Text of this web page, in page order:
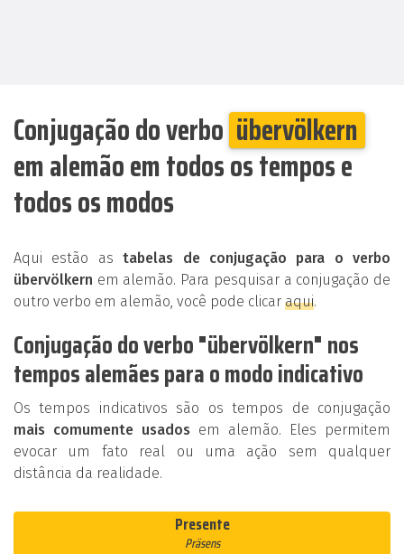
Conjugação do verbo übervölkern
em alemão em todos os tempos e
todos os modos
Aqui estão astabelas de conjugação para o verbo
übervölkern em alemão. Para pesquisar a conjugação de
outro verbo em alemão, você pode clicar aqui.
Conjugação do verbo "übervölkern" nos
tempos alemães para o modo indicativo
Os tempos indicativos são os tempos de conjugação
mais comumente usados em alemão. Eles permitem
evocar um fato real ou uma ação sem qualquer
distância da realidade.
Presente
Präsens